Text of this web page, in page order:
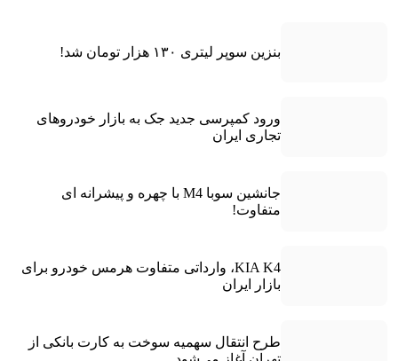
بنزین سوپر لیتری ۱۳۰ هزار تومان شد!
ورود کمپرسی جدید جک به بازار خودروهای
تجاری ایران
جانشین سوبا M4 با چهره و پیشرانه ای
متفاوت!
KIA K4، وارداتی متفاوت هرمس خودرو برای
بازار ایران
طرح انتقال سهمیه سوخت به کارت بانکی از